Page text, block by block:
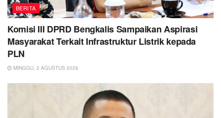
BERITA
Komisi III DPRD Bengkalis Sampaikan Aspirasi
Masyarakat Terkait Infrastruktur Listrik kepada
PLN
MINGGU, 2 AGUSTUS 2026